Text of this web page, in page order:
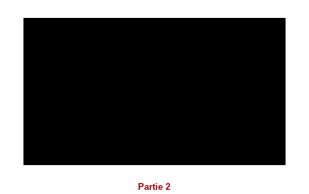
Partie 2